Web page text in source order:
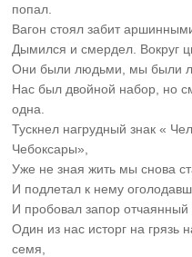
попал.
Вагон стоял забит
Дымился и смердел. Вокруг
Они были людьми, мы были
Нас был двойной набор, но
одна.
Тускнел нагрудный знак «
Чебоксары»,
Уже не зная жить мы снова
И подлетал к нему
И пробовал запор отчаянный
Один из нас исторг на грязь
семя,